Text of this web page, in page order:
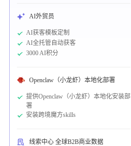
AI外贸员
AI获客模板定制
AI全托管自动获客
3000 AI积分
Openclaw（小龙虾）本地化部署
提供Openclaw（小龙虾）本地化安装部
署
安装跨境魔方skills
线索中心 全球B2B商业数据